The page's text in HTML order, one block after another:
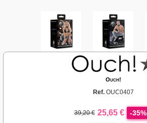
Ouch!
Ref. OUC0407
39,20 € 25,65 € -35%